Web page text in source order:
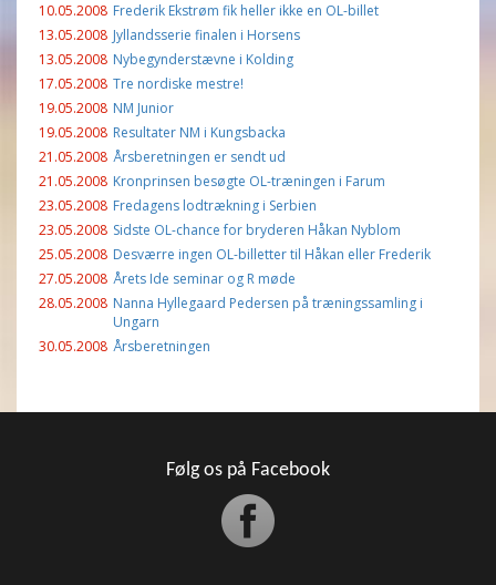
10.05.2008 Frederik Ekstrøm fik heller ikke en OL-billet
13.05.2008 Jyllandsserie finalen i Horsens
13.05.2008 Nybegynderstævne i Kolding
17.05.2008 Tre nordiske mestre!
19.05.2008 NM Junior
19.05.2008 Resultater NM i Kungsbacka
21.05.2008 Årsberetningen er sendt ud
21.05.2008 Kronprinsen besøgte OL-træningen i Farum
23.05.2008 Fredagens lodtrækning i Serbien
23.05.2008 Sidste OL-chance for bryderen Håkan Nyblom
25.05.2008 Desværre ingen OL-billetter til Håkan eller Frederik
27.05.2008 Årets Ide seminar og R møde
28.05.2008 Nanna Hyllegaard Pedersen på træningssamling i
Ungarn
30.05.2008 Årsberetningen
Følg os på Facebook